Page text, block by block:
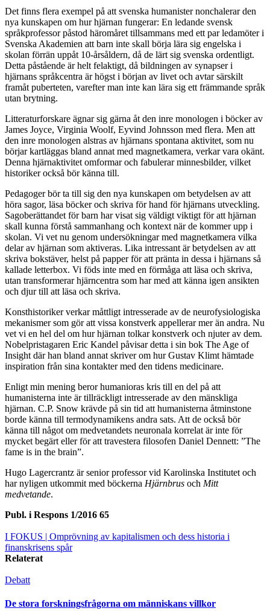
Det finns flera exempel på att svenska humanister nonchalerar den
nya kunskapen om hur hjärnan fungerar: En ledande svensk
språkprofessor påstod häromåret tillsammans med ett par ledamöter i
Svenska Akademien att barn inte skall börja lära sig engelska i
skolan förrän uppåt 10-årsåldern, då de lärt sig svenska ordentligt.
Detta påstående är helt felaktigt, då bildningen av synapser i
hjärnans språkcentra är högst i början av livet och avtar särskilt
framåt puberteten, varefter man inte kan lära sig ett främmande språk
utan brytning.
Litteraturforskare ägnar sig gärna åt den inre monologen i böcker av
James Joyce, Virginia Woolf, Eyvind Johnsson med flera. Men att
den inre monologen alstras av hjärnans spontana aktivitet, som nu
börjar kartläggas bland annat med magnetkamera, verkar vara okänt.
Denna hjärnaktivitet omformar och fabulerar minnesbilder, vilket
historiker också bör känna till.
Pedagoger bör ta till sig den nya kunskapen om betydelsen av att
höra sagor, läsa böcker och skriva för hand för hjärnans utveckling.
Sagoberättandet för barn har visat sig väldigt viktigt för att hjärnan
skall kunna förstå sammanhang och kontext när de kommer upp i
skolan. Vi vet nu genom undersökningar med magnetkamera vilka
delar av hjärnan som aktiveras. Lika intressant är betydelsen av att
skriva bokstäver, helst på papper för att pränta in dessa i hjärnans så
kallade letterbox. Vi föds inte med en förmåga att läsa och skriva,
utan transformerar hjärncentra som har med att känna igen ansikten
och djur till att läsa och skriva.
Konsthistoriker verkar måttligt intresserade av de neurofysiologiska
mekanismer som gör att vissa konstverk appellerar mer än andra. Nu
vet vi en hel del om hur hjärnan tolkar konstverk och njuter av dem.
Nobelpristagaren Eric Kandel påvisar detta i sin bok The Age of
Insight där han bland annat skriver om hur Gustav Klimt hämtade
inspiration från sina kontakter med den tidens medicinare.
Enligt min mening beror humanioras kris till en del på att
humanisterna inte är tillräckligt intresserade av den mänskliga
hjärnan. C.P. Snow krävde på sin tid att humanisterna åtminstone
borde känna till termodynamikens andra sats. Att de också bör
känna till något om medvetandets neuronala korrelat är inte för
mycket begärt eller för att travestera filosofen Daniel Dennett: ”The
fame is in the brain”.
Hugo Lagercrantz är senior professor vid Karolinska Institutet och
har nyligen utkommit med böckerna Hjärnbrus och Mitt
medvetande.
Publ. i Respons 1/2016 65
I FOKUS | Omprövning av kapitalismen och dess historia i
finanskrisens spår
Relaterat
Debatt
De stora forskningsfrågorna om människans villkor